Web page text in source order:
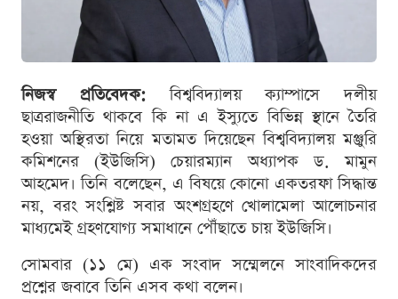
নিজস্ব প্রতিবেদক:বিশ্ববিদ্যালয় ক্যাম্পাসে দলীয়
ছাত্ররাজনীতি থাকবে কি না এ ইস্যুতে বিভিন্ন স্থানে তৈরি
হওয়া অস্থিরতা নিয়ে মতামত দিয়েছেন বিশ্ববিদ্যালয় মঞ্জুরি
কমিশনের (ইউজিসি) চেয়ারম্যান অধ্যাপক ড. মামুন
আহমেদ। তিনি বলেছেন, এ বিষয়ে কোনো একতরফা সিদ্ধান্ত
নয়, বরং সংশ্লিষ্ট সবার অংশগ্রহণে খোলামেলা আলোচনার
মাধ্যমেই গ্রহণযোগ্য সমাধানে পৌঁছাতে চায় ইউজিসি।
সোমবার (১১ মে) এক সংবাদ সম্মেলনে সাংবাদিকদের
প্রশ্নের জবাবে তিনি এসব কথা বলেন।